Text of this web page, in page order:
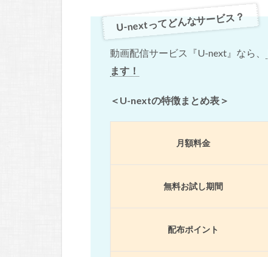
U-nextってどんなサービス？
動画配信サービス『U-next』なら、
ます！
＜U-nextの特徴まとめ表＞
月額料金
無料お試し期間
配布ポイント